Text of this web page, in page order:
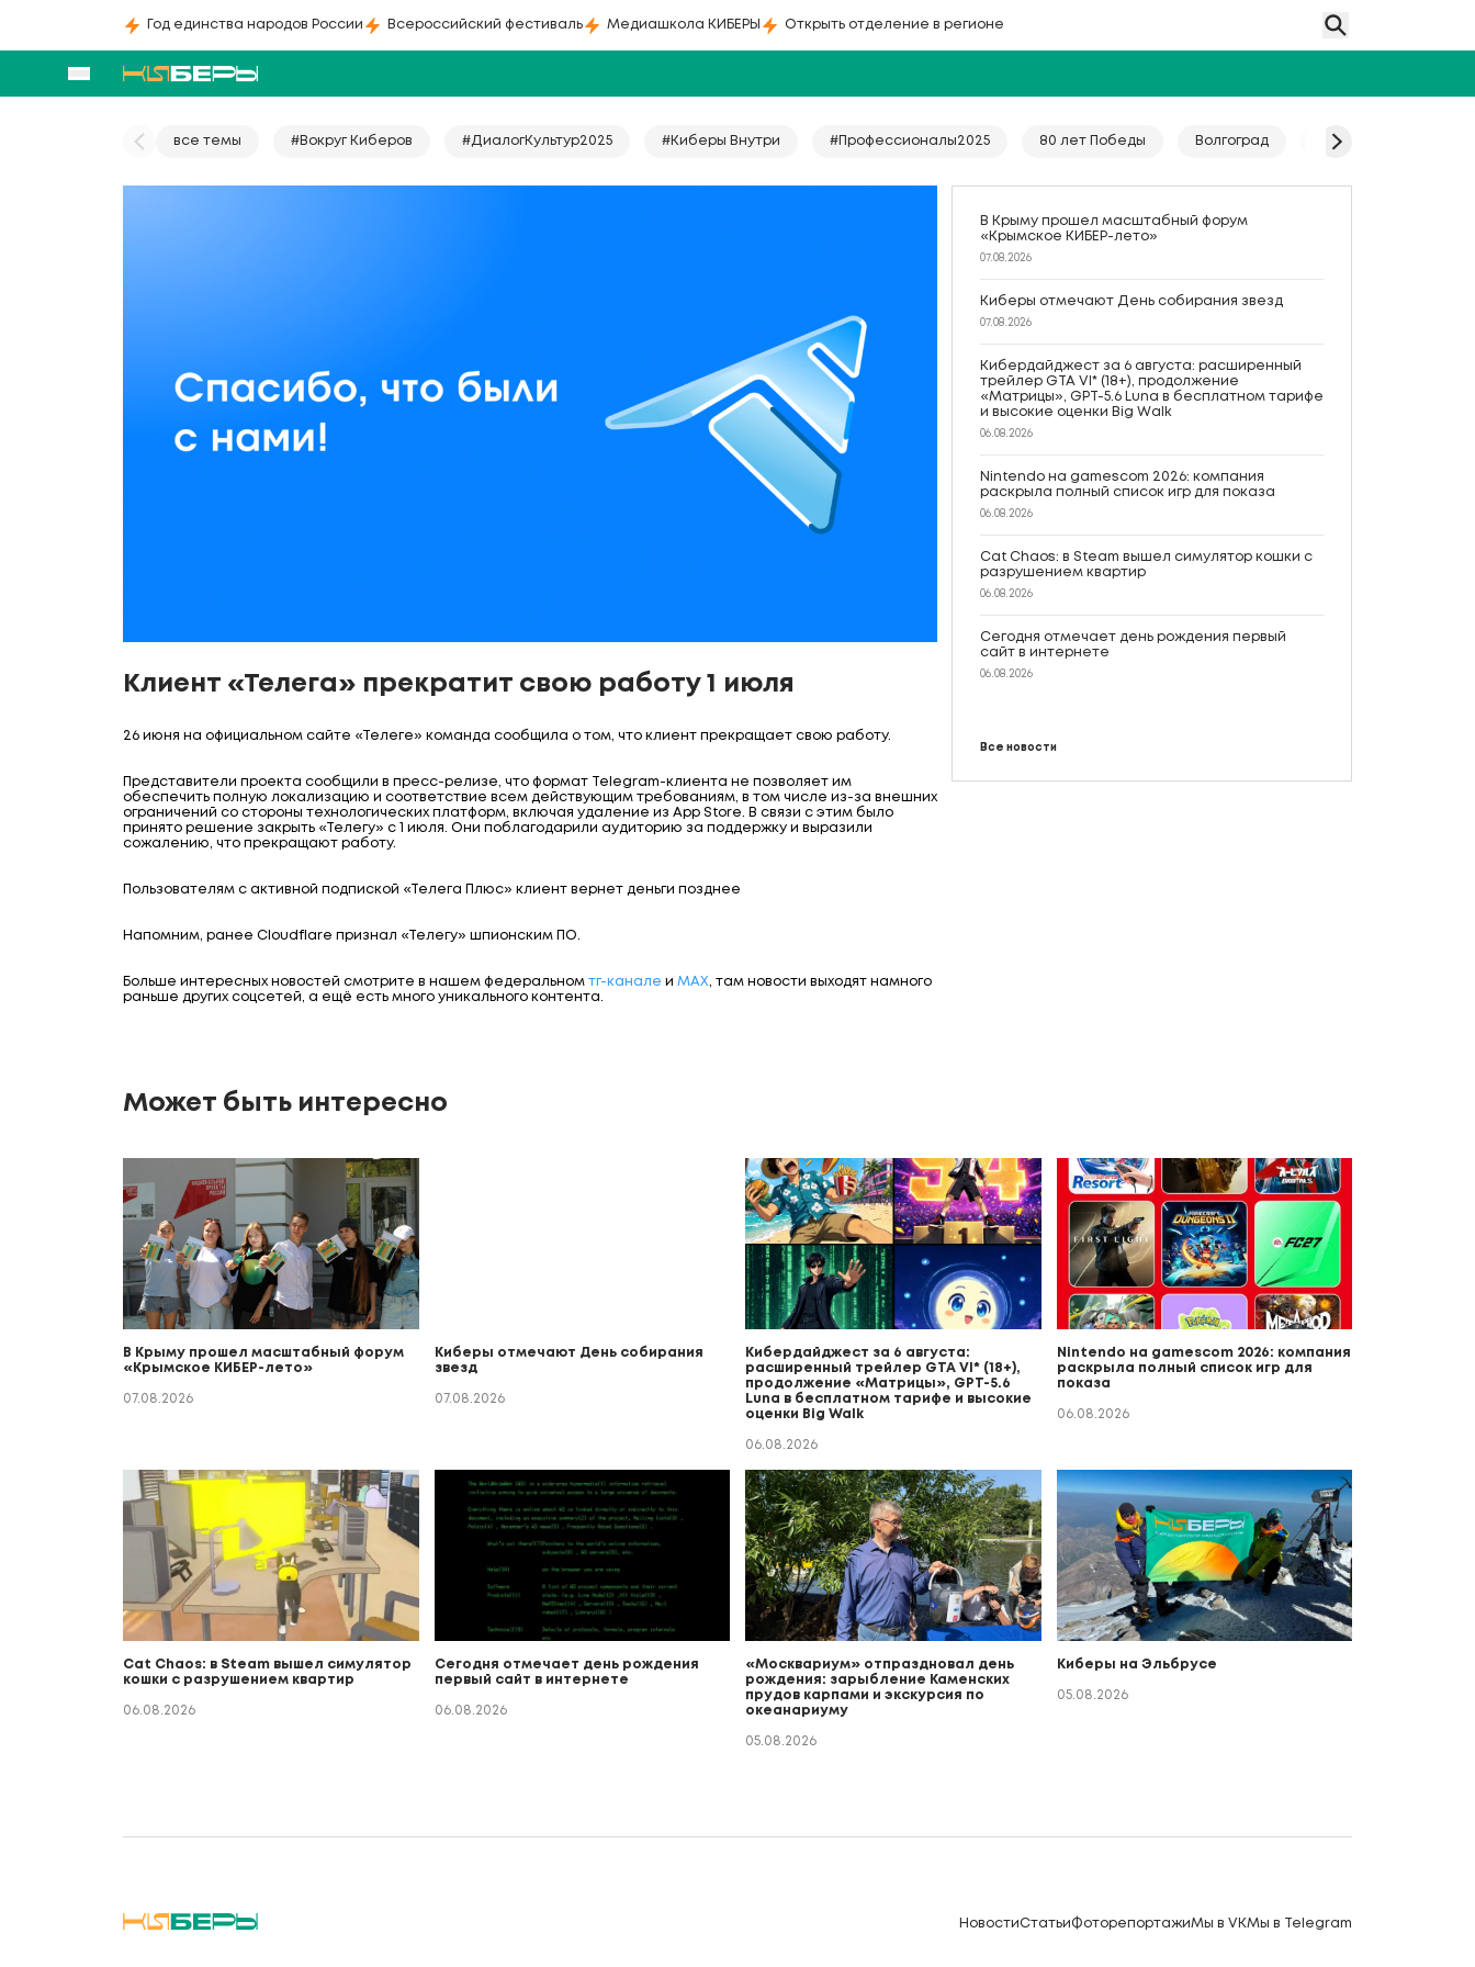
Год единства народов России Всероссийский фестиваль Медиашкола КИБЕРЫ Открыть отделение в регионе
все темы #Вокруг Киберов #ДиалогКультур2025 #Киберы Внутри #Профессионалы2025 80 лет Победы Волгоград Гайд
Клиент «Телега» прекратит свою работу 1 июля
26 июня на официальном сайте «Телеге» команда сообщила о том, что клиент прекращает свою работу.
Представители проекта сообщили в пресс-релизе, что формат Telegram-клиента не позволяет им
обеспечить полную локализацию и соответствие всем действующим требованиям, в том числе из-за внешних
ограничений со стороны технологических платформ, включая удаление из App Store. В связи с этим было
принято решение закрыть «Телегу» с 1 июля. Они поблагодарили аудиторию за поддержку и выразили
сожалению, что прекращают работу.
Пользователям с активной подпиской «Телега Плюс» клиент вернет деньги позднее
Напомним, ранее Cloudflare признал «Телегу» шпионским ПО.
Больше интересных новостей смотрите в нашем федеральном тг-канале и МАХ, там новости выходят намного
раньше других соцсетей, а ещё есть много уникального контента.
Может быть интересно
В Крыму прошел масштабный форум
«Крымское КИБЕР-лето»
07.08.2026
Киберы отмечают День собирания
звезд
07.08.2026
Кибердайджест за 6 августа:
расширенный трейлер GTA VI* (18+),
продолжение «Матрицы», GPT-5.6
Luna в бесплатном тарифе и высокие
оценки Big Walk
06.08.2026
Nintendo на gamescom 2026: компания
раскрыла полный список игр для
показа
06.08.2026
Cat Chaos: в Steam вышел симулятор
кошки с разрушением квартир
06.08.2026
Сегодня отмечает день рождения
первый сайт в интернете
06.08.2026
«Москвариум» отпраздновал день
рождения: зарыбление Каменских
прудов карпами и экскурсия по
океанариуму
05.08.2026
Киберы на Эльбрусе
05.08.2026
В Крыму прошел масштабный форум
«Крымское КИБЕР-лето»
07.08.2026
Киберы отмечают День собирания звезд
07.08.2026
Кибердайджест за 6 августа: расширенный
трейлер GTA VI* (18+), продолжение
«Матрицы», GPT-5.6 Luna в бесплатном тарифе
и высокие оценки Big Walk
06.08.2026
Nintendo на gamescom 2026: компания
раскрыла полный список игр для показа
06.08.2026
Cat Chaos: в Steam вышел симулятор кошки с
разрушением квартир
06.08.2026
Сегодня отмечает день рождения первый
сайт в интернете
06.08.2026
Все новости
НовостиСтатьиФоторепортажиМы в VKМы в Telegram